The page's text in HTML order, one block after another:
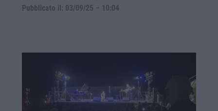
Pubblicato il: 03/09/25 – 10:04